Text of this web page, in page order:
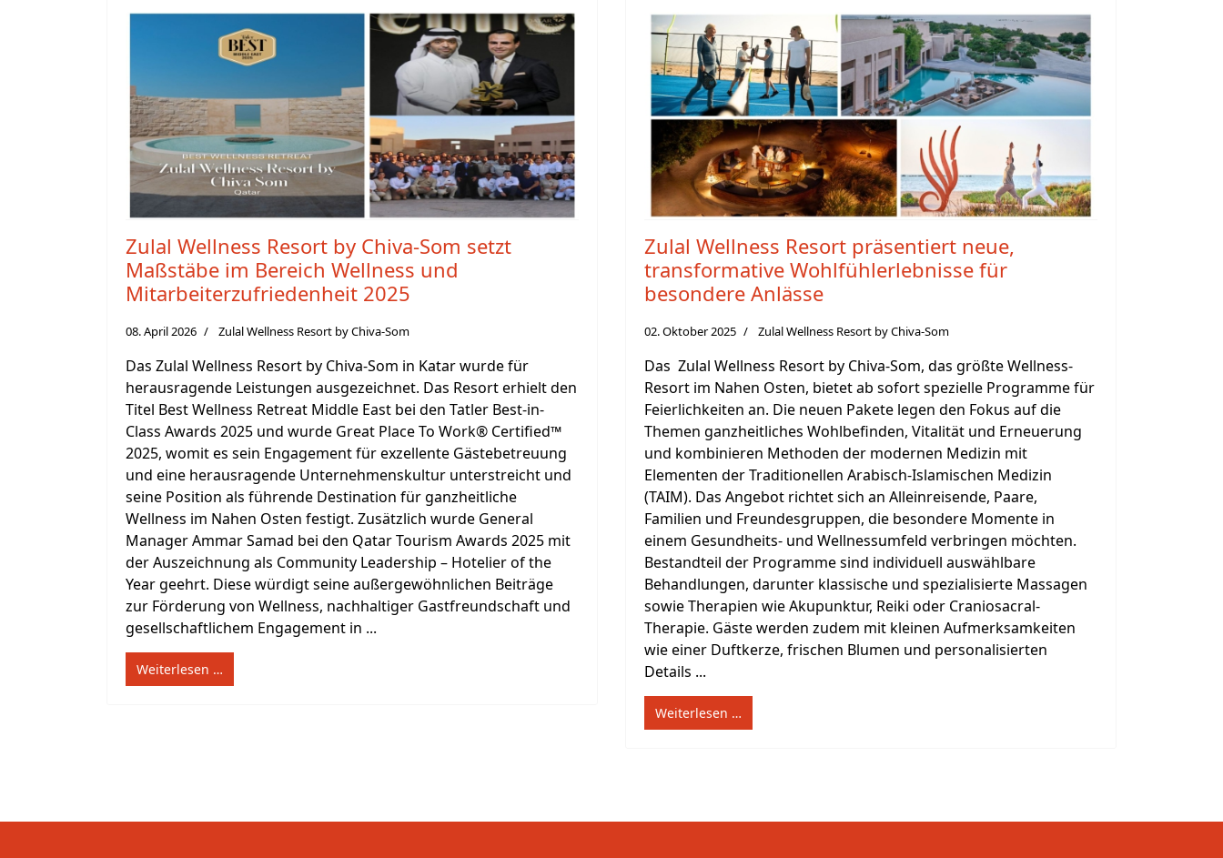
Zulal Wellness Resort by Chiva-Som setzt
Maßstäbe im Bereich Wellness und
Mitarbeiterzufriedenheit 2025
08. April 2026 Zulal Wellness Resort by Chiva-Som
Das Zulal Wellness Resort by Chiva-Som in Katar wurde für
herausragende Leistungen ausgezeichnet. Das Resort erhielt den
Titel Best Wellness Retreat Middle East bei den Tatler Best-in-
Class Awards 2025 und wurde Great Place To Work® Certified™
2025, womit es sein Engagement für exzellente Gästebetreuung
und eine herausragende Unternehmenskultur unterstreicht und
seine Position als führende Destination für ganzheitliche
Wellness im Nahen Osten festigt. Zusätzlich wurde General
Manager Ammar Samad bei den Qatar Tourism Awards 2025 mit
der Auszeichnung als Community Leadership – Hotelier of the
Year geehrt. Diese würdigt seine außergewöhnlichen Beiträge
zur Förderung von Wellness, nachhaltiger Gastfreundschaft und
gesellschaftlichem Engagement in ...
Weiterlesen …
Zulal Wellness Resort präsentiert neue,
transformative Wohlfühlerlebnisse für
besondere Anlässe
02. Oktober 2025 Zulal Wellness Resort by Chiva-Som
Das Zulal Wellness Resort by Chiva-Som, das größte Wellness-
Resort im Nahen Osten, bietet ab sofort spezielle Programme für
Feierlichkeiten an. Die neuen Pakete legen den Fokus auf die
Themen ganzheitliches Wohlbefinden, Vitalität und Erneuerung
und kombinieren Methoden der modernen Medizin mit
Elementen der Traditionellen Arabisch-Islamischen Medizin
(TAIM). Das Angebot richtet sich an Alleinreisende, Paare,
Familien und Freundesgruppen, die besondere Momente in
einem Gesundheits- und Wellnessumfeld verbringen möchten.
Bestandteil der Programme sind individuell auswählbare
Behandlungen, darunter klassische und spezialisierte Massagen
sowie Therapien wie Akupunktur, Reiki oder Craniosacral-
Therapie. Gäste werden zudem mit kleinen Aufmerksamkeiten
wie einer Duftkerze, frischen Blumen und personalisierten
Details ...
Weiterlesen …